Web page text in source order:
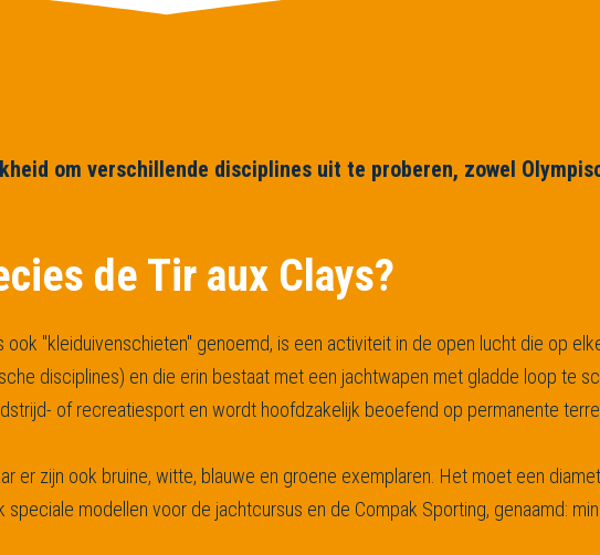
om verschillende disciplines uit te proberen, zowel
de Tir aux Clays?
"kleiduivenschieten" genoemd, is een activiteit in de open lucht die op
disciplines) en die erin bestaat met een jachtwapen met gladde loop te
of recreatiesport en wordt hoofdzakelijk beoefend op permanente
er zijn ook bruine, witte, blauwe en groene exemplaren. Het moet een
modellen voor de jachtcursus en de Compak Sporting, genaamd: